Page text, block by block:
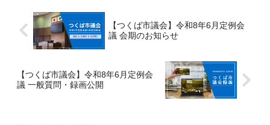
【つくば市議会】令和8年6月定例会
議 会期のお知らせ
【つくば市議会】令和8年6月定例会
議 一般質問・録画公開